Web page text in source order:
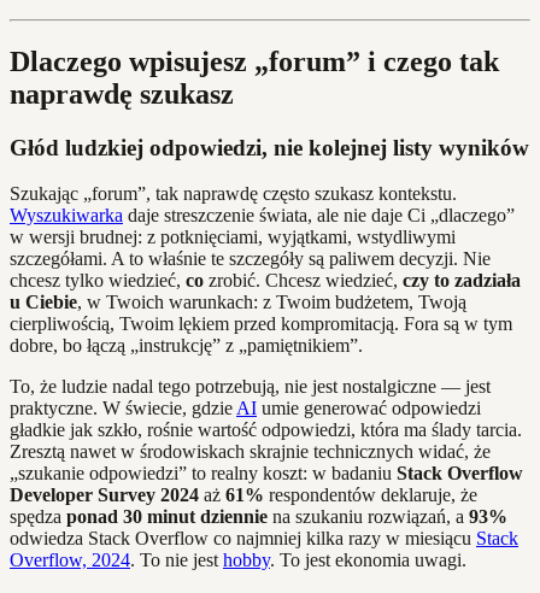
Dlaczego wpisujesz „forum” i czego tak
naprawdę szukasz
Głód ludzkiej odpowiedzi, nie kolejnej listy wyników
Szukając „forum”, tak naprawdę często szukasz kontekstu.
Wyszukiwarka daje streszczenie świata, ale nie daje Ci „dlaczego”
w wersji brudnej: z potknięciami, wyjątkami, wstydliwymi
szczegółami. A to właśnie te szczegóły są paliwem decyzji. Nie
chcesz tylko wiedzieć, co zrobić. Chcesz wiedzieć, czy to zadziała
u Ciebie, w Twoich warunkach: z Twoim budżetem, Twoją
cierpliwością, Twoim lękiem przed kompromitacją. Fora są w tym
dobre, bo łączą „instrukcję” z „pamiętnikiem”.
To, że ludzie nadal tego potrzebują, nie jest nostalgiczne — jest
praktyczne. W świecie, gdzie AI umie generować odpowiedzi
gładkie jak szkło, rośnie wartość odpowiedzi, która ma ślady tarcia.
Zresztą nawet w środowiskach skrajnie technicznych widać, że
„szukanie odpowiedzi” to realny koszt: w badaniu Stack Overflow
Developer Survey 2024 aż 61% respondentów deklaruje, że
spędza ponad 30 minut dziennie na szukaniu rozwiązań, a 93%
odwiedza Stack Overflow co najmniej kilka razy w miesiącu Stack
Overflow, 2024. To nie jest hobby. To jest ekonomia uwagi.